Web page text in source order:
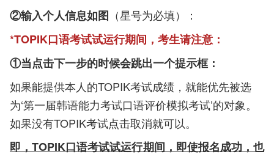
②输入个人信息如图 （星号为必填）：
*TOPIK口语考试试运行期间，考生请注意：
①当点击下一步的时候会跳出一个提示框：
如果能提供本人的TOPIK考试成绩，就能优先被选
为‘第一届韩语能力考试口语评价模拟考试’的对象。
如果没有TOPIK考试点击取消就可以。
即，TOPIK口语考试试运行期间，即使报名成功，也